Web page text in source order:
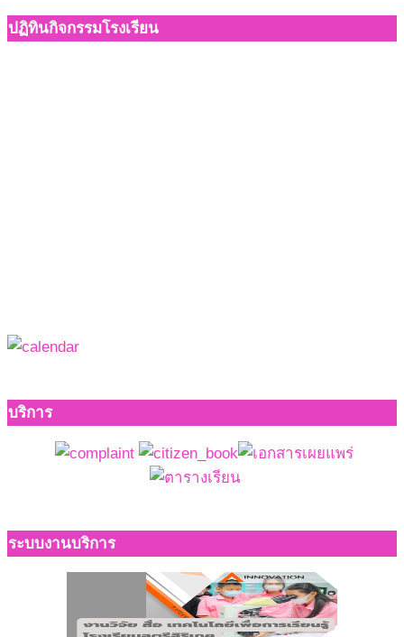
ปฏิทินกิจกรรมโรงเรียน
บริการ
ระบบงานบริการ